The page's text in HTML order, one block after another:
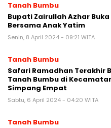
Tanah Bumbu
Bupati Zairullah Azhar Buka
Bersama Anak Yatim
Senin, 8 April 2024 - 09:21 WITA
Tanah Bumbu
Safari Ramadhan Terakhir
Tanah Bumbu di
Simpang Empat
Sabtu, 6 April 2024 - 04:20 WITA
Tanah Bumbu